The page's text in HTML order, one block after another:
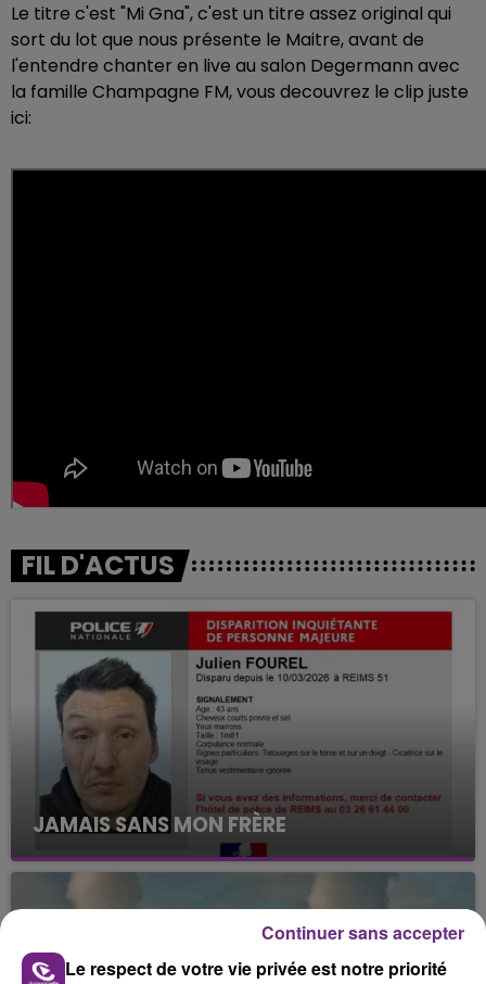
Le titre c'est "Mi Gna", c'est un titre assez original qui
sort du lot que nous présente le Maitre, avant de
l'entendre chanter en live au salon Degermann avec
la famille Champagne FM, vous decouvrez le clip juste
ici:
FIL D'ACTUS
JAMAIS SANS MON FRÈRE
Julien Fourel n'a plus donné signé de vie depuis 5
mois. Sa sœur poursuit ses recherches pour le
retrouver.
Le respect de votre vie privée est notre priorité
Continuer sans accepter